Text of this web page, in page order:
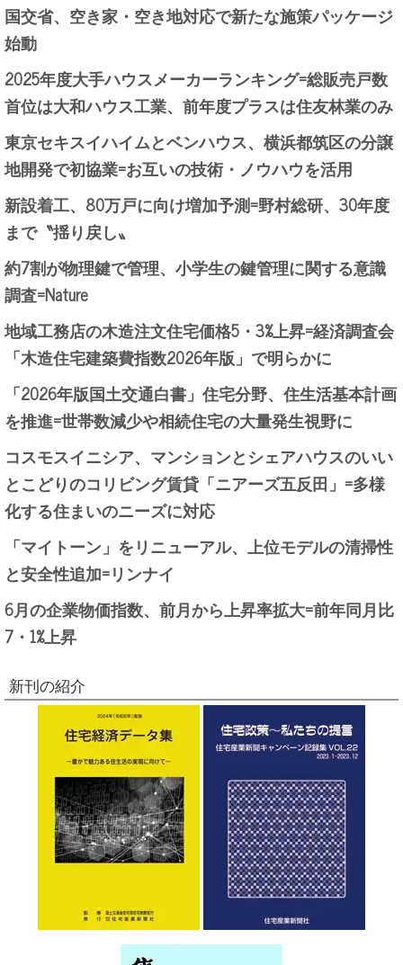
国交省、空き家・空き地対応で新たな施策パッケージ
始動
2025年度大手ハウスメーカーランキング=総販売戸数
首位は大和ハウス工業、前年度プラスは住友林業のみ
東京セキスイハイムとベンハウス、横浜都筑区の分譲
地開発で初協業=お互いの技術・ノウハウを活用
新設着工、80万戸に向け増加予測=野村総研、30年度
まで〝揺り戻し〟
約7割が物理鍵で管理、小学生の鍵管理に関する意識
調査=Nature
地域工務店の木造注文住宅価格5・3%上昇=経済調査会
「木造住宅建築費指数2026年版」で明らかに
「2026年版国土交通白書」住宅分野、住生活基本計画
を推進=世帯数減少や相続住宅の大量発生視野に
コスモスイニシア、マンションとシェアハウスのいい
とこどりのコリビング賃貸「ニアーズ五反田」=多様
化する住まいのニーズに対応
「マイトーン」をリニューアル、上位モデルの清掃性
と安全性追加=リンナイ
6月の企業物価指数、前月から上昇率拡大=前年同月比
7・1%上昇
新刊の紹介